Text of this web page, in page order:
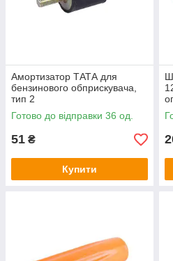
Амортизатор ТАТА для
бензинового обприскувача,
тип 2
Готово до відправки 36 од.
51 ₴
Купити